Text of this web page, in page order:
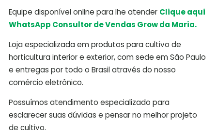
Equipe disponível online para lhe atender Clique aqui
WhatsApp Consultor de Vendas Grow da Maria.
Loja especializada em produtos para cultivo de
horticultura interior e exterior, com sede em São Paulo
e entregas por todo o Brasil através do nosso
comércio eletrônico.
Possuímos atendimento especializado para
esclarecer suas dúvidas e pensar no melhor projeto
de cultivo.